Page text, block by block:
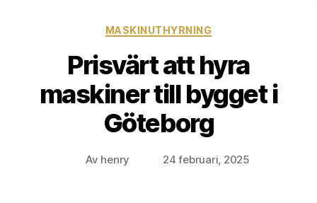
Kategorier
MASKINUTHYRNING
Prisvärt att hyra
maskiner till bygget i
Göteborg
Inläggsförfattare
Av henry Inläggsdatum
24 februari, 2025